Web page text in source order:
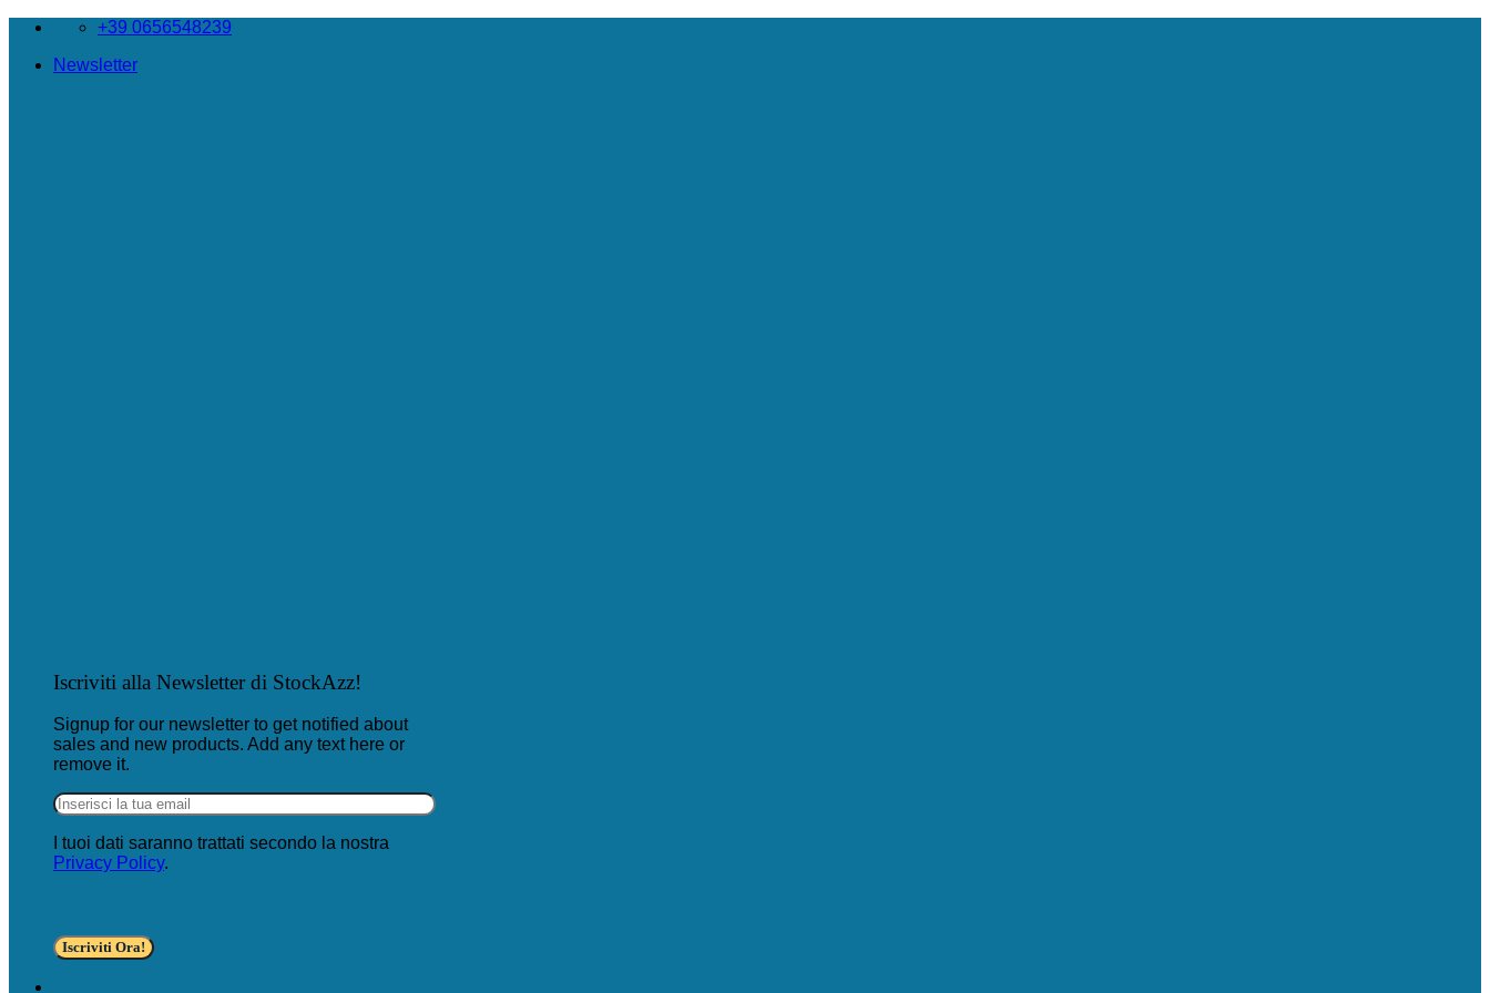
Salta
contenuti
+39 0656548239
Newsletter
Iscriviti alla Newsletter di StockAzz!
Signup for our newsletter to get notified about
sales and new products. Add any text here or
remove it.
I tuoi dati saranno trattati secondo la nostra
Privacy Policy.